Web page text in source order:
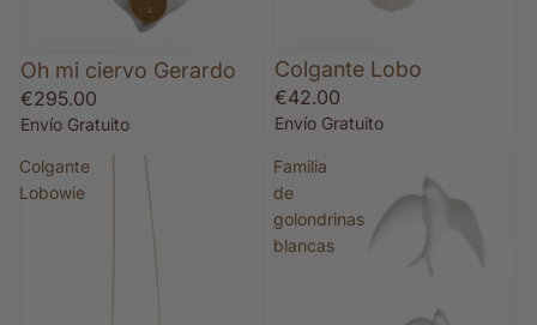
Oh mi ciervo Gerardo
€295.00
Envío Gratuito
Colgante Lobo
€42.00
Envío Gratuito
Colgante
Lobowie
Familia
de
golondrinas
blancas